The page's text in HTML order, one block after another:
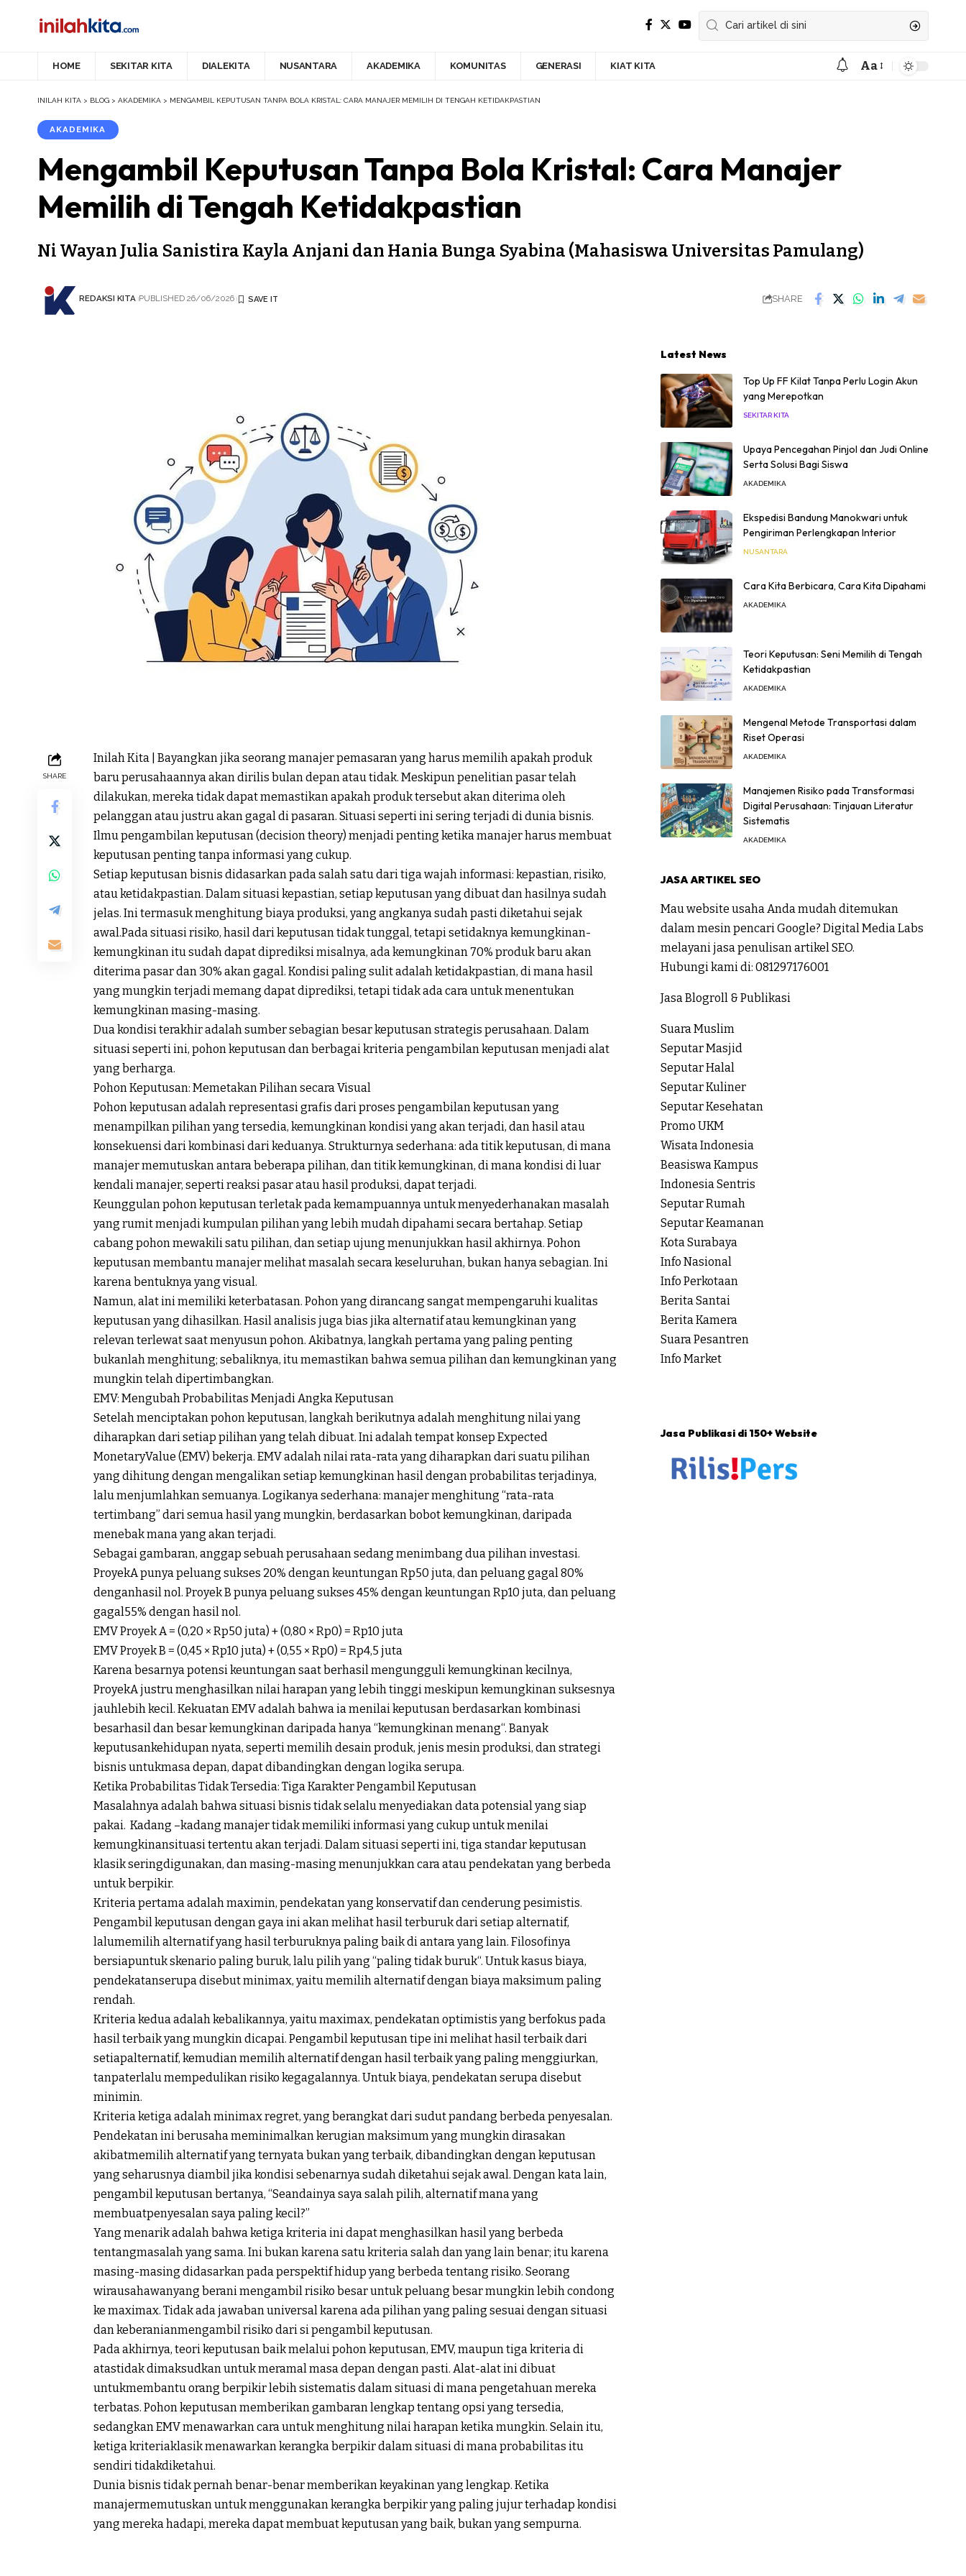
HOME SEKITAR KITA DIALEKITA NUSANTARA AKADEMIKA KOMUNITAS GENERASI KIAT KITA Aa
INILAH KITA > BLOG > AKADEMIKA > MENGAMBIL KEPUTUSAN TANPA BOLA KRISTAL: CARA MANAJER MEMILIH DI TENGAH KETIDAKPASTIAN
AKADEMIKA
Mengambil Keputusan Tanpa Bola Kristal: Cara Manajer
Memilih di Tengah Ketidakpastian
Ni Wayan Julia Sanistira Kayla Anjani dan Hania Bunga Syabina (Mahasiswa Universitas Pamulang)
REDAKSI KITA PUBLISHED 26/06/2026 SHARE
SHARE
Inilah Kita | Bayangkanjika seorang manajer pemasaran yang harus memilih apakah produk
baru perusahaannya akan dirilis bulan depan atau tidak. Meskipun penelitian pasar telah
dilakukan, mereka tidak dapat memastikan apakah produk tersebut akan diterima oleh
pelanggan atau justru akan gagal di pasaran. Situasi seperti ini sering terjadi di dunia bisnis.
Ilmu pengambilan keputusan (decision theory) menjadi penting ketika manajer harus membuat
keputusan penting tanpa informasi yang cukup.
Setiap keputusan bisnis didasarkan pada salah satu dari tiga wajah informasi: kepastian, risiko,
atau ketidakpastian. Dalam situasi kepastian, setiap keputusan yang dibuat dan hasilnya sudah
jelas. Ini termasuk menghitung biaya produksi, yang angkanya sudah pasti diketahui sejak
awal.Pada situasi risiko, hasil dari keputusan tidak tunggal, tetapi setidaknya kemungkinan-
kemungkinan itu sudah dapat diprediksi misalnya, ada kemungkinan 70% produk baru akan
diterima pasar dan 30% akan gagal. Kondisi paling sulit adalah ketidakpastian, di mana hasil
yang mungkin terjadi memang dapat diprediksi, tetapi tidak ada cara untuk menentukan
kemungkinan masing-masing.
Dua kondisi terakhir adalah sumber sebagian besar keputusan strategis perusahaan. Dalam
situasi seperti ini, pohon keputusan dan berbagai kriteria pengambilan keputusan menjadi alat
yang berharga.
PohonKeputusan: MemetakanPilihansecaraVisual
Pohon keputusan adalah representasi grafis dari proses pengambilan keputusan yang
menampilkan pilihan yang tersedia, kemungkinan kondisi yang akan terjadi, dan hasil atau
konsekuensi dari kombinasi dari keduanya. Strukturnya sederhana: ada titik keputusan, di mana
manajer memutuskan antara beberapa pilihan, dan titik kemungkinan, di mana kondisi di luar
kendali manajer, seperti reaksi pasar atau hasil produksi, dapat terjadi.
Keunggulan pohon keputusan terletak pada kemampuannya untuk menyederhanakan masalah
yang rumit menjadi kumpulan pilihan yang lebih mudah dipahami secara bertahap. Setiap
cabang pohon mewakili satu pilihan, dan setiap ujung menunjukkan hasil akhirnya. Pohon
keputusan membantu manajer melihat masalah secara keseluruhan, bukan hanya sebagian. Ini
karena bentuknya yang visual.
Namun, alat ini memiliki keterbatasan. Pohon yang dirancang sangat mempengaruhi kualitas
keputusan yang dihasilkan. Hasil analisis juga bias jika alternatif atau kemungkinan yang
relevan terlewat saat menyusun pohon. Akibatnya, langkah pertama yang paling penting
bukanlah menghitung; sebaliknya, itu memastikan bahwa semua pilihan dan kemungkinan yang
mungkin telah dipertimbangkan.
EMV: MengubahProbabilitas MenjadiAngka Keputusan
Setelah menciptakan pohon keputusan, langkah berikutnya adalah menghitung nilai yang
diharapkan dari setiap pilihan yang telah dibuat. Ini adalah tempat konsep Expected
MonetaryValue (EMV) bekerja. EMV adalah nilai rata-rata yang diharapkan dari suatu pilihan
yang dihitung dengan mengalikan setiap kemungkinan hasil dengan probabilitas terjadinya,
lalu menjumlahkan semuanya. Logikanya sederhana: manajer menghitung “rata-rata
tertimbang” dari semua hasil yang mungkin, berdasarkan bobot kemungkinan, daripada
menebak mana yang akan terjadi.
Sebagaigambaran, anggap sebuahperusahaansedang menimbang duapilihaninvestasi.
ProyekA punyapeluang sukses 20% dengankeuntunganRp50 juta, danpeluang gagal80%
denganhasilnol. ProyekB punyapeluang sukses 45% dengankeuntunganRp10 juta, danpeluang
gagal55% denganhasilnol.
EMVProyekA = (0,20 × Rp50 juta) + (0,80 × Rp0) = Rp10 juta
EMVProyekB = (0,45 × Rp10 juta) + (0,55 × Rp0) = Rp4,5 juta
Karenabesarnyapotensikeuntungansaatberhasilmengunggulikemungkinankecilnya,
ProyekAjustrumenghasilkannilaiharapanyang lebihtinggimeskipunkemungkinansuksesnya
jauhlebihkecil. KekuatanEMVadalahbahwaiamenilaikeputusanberdasarkankombinasi
besarhasildanbesarkemungkinandaripadahanya“kemungkinanmenang“. Banyak
keputusankehidupannyata, sepertimemilihdesainproduk, jenis mesinproduksi, dan strategi
bisnis untukmasadepan, dapatdibandingkandenganlogikaserupa.
KetikaProbabilitas TidakTersedia: TigaKarakterPengambilKeputusan
Masalahnyaadalahbahwasituasibisnis tidakselalumenyediakandatapotensialyang siap
pakai. Kadang –kadang manajertidakmemilikiinformasiyang cukup untukmenilai
kemungkinansituasitertentuakanterjadi. Dalamsituasisepertiini, tigastandarkeputusan
klasikseringdigunakan, dan masing-masing menunjukkancaraataupendekatanyang berbeda
untukberpikir.
Kriteriapertamaadalahmaximin, pendekatanyang konservatifdancenderung pesimistis.
Pengambilkeputusandengangayainiakanmelihathasilterburukdarisetiap alternatif,
lalumemilihalternatifyang hasilterburuknyapaling baikdiantarayang lain. Filosofinya
bersiapuntukskenario paling buruk, lalupilihyang “paling tidakburuk“. Untukkasus biaya,
pendekatanserupadisebutminimax, yaitumemilihalternatifdenganbiayamaksimumpaling
rendah.
Kriteriakeduaadalahkebalikannya, yaitumaximax, pendekatanoptimistis yang berfokus pada
hasilterbaikyang mungkindicapai. Pengambilkeputusantipe inimelihathasilterbaikdari
setiapalternatif, kemudianmemilihalternatifdenganhasilterbaikyang paling menggiurkan,
tanpaterlalumempedulikanrisiko kegagalannya. Untukbiaya, pendekatanserupadisebut
minimin.
Kriteriaketigaadalahminimax regret, yang berangkatdarisudutpandang berbedapenyesalan.
Pendekataniniberusahameminimalkankerugianmaksimumyang mungkindirasakan
akibatmemilihalternatifyang ternyatabukanyang terbaik, dibandingkandengankeputusan
yang seharusnyadiambiljikakondisisebenarnyasudahdiketahuisejakawal. Dengankata lain,
pengambilkeputusanbertanya, “Seandainyasayasalahpilih, alternatifmana yang
membuatpenyesalansayapaling kecil?”
Yang menarikadalahbahwaketigakriteriainidapatmenghasilkanhasilyang berbeda
tentangmasalahyang sama. Inibukankarenasatukriteriasalah dan yang lainbenar; itukarena
masing-masing didasarkanpadaperspektifhidup yang berbedatentang risiko. Seorang
wirausahawanyang beranimengambilrisiko besaruntukpeluang besarmungkinlebihcondong
ke maximax. Tidakadajawabanuniversalkarenaadapilihanyang paling sesuaidengansituasi
dankeberanianmengambilrisiko darisipengambilkeputusan.
Padaakhirnya, teorikeputusanbaikmelaluipohonkeputusan, EMV, maupuntigakriteriadi
atastidakdimaksudkanuntukmeramalmasadepandenganpasti. Alat-alatinidibuat
untukmembantuorang berpikirlebihsistematis dalamsituasidi manapengetahuanmereka
terbatas. Pohonkeputusanmemberikangambaranlengkap tentang opsiyang tersedia,
sedangkanEMVmenawarkancarauntukmenghitung nilaiharapanketikamungkin. Selainitu,
ketigakriteriaklasikmenawarkankerangkaberpikirdalamsituasidi manaprobabilitas itu
sendiritidakdiketahui.
Duniabisnis tidakpernahbenar-benarmemberikankeyakinanyang lengkap. Ketika
manajermemutuskanuntukmenggunakankerangkaberpikiryang paling jujurterhadap kondisi
yang merekahadapi, merekadapatmembuatkeputusanyang baik, bukanyang sempurna.
Latest News
Top Up FF Kilat Tanpa Perlu Login Akun
yang Merepotkan
SEKITAR KITA
Upaya Pencegahan Pinjol dan Judi Online
Serta Solusi Bagi Siswa
AKADEMIKA
Ekspedisi Bandung Manokwari untuk
Pengiriman Perlengkapan Interior
NUSANTARA
Cara Kita Berbicara, Cara Kita Dipahami
AKADEMIKA
Teori Keputusan: Seni Memilih di Tengah
Ketidakpastian
AKADEMIKA
Mengenal Metode Transportasi dalam
Riset Operasi
AKADEMIKA
Manajemen Risiko pada Transformasi
Digital Perusahaan: Tinjauan Literatur
Sistematis
AKADEMIKA
JASA ARTIKEL SEO
Mau website usaha Anda mudah ditemukan
dalam mesin pencari Google? Digital Media Labs
melayani jasa penulisan artikel SEO.
Hubungi kami di: 081297176001
Jasa Blogroll & Publikasi
Suara Muslim
Seputar Masjid
Seputar Halal
Seputar Kuliner
Seputar Kesehatan
Promo UKM
Wisata Indonesia
Beasiswa Kampus
Indonesia Sentris
Seputar Rumah
Seputar Keamanan
Kota Surabaya
Info Nasional
Info Perkotaan
Berita Santai
Berita Kamera
Suara Pesantren
Info Market
Jasa Publikasi di 150+ Website